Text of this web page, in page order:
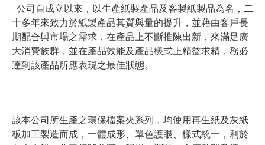
公司自成立以來，以生產紙製產品及客製紙製品為名，二
十多年來致力於紙製產品其質與量的提升，並藉由客戶長
期配合與市場之需求，在產品上不斷推陳出新，來滿足廣
大消費族群，並在產品效能及產品樣式上精益求精，務必
達到該產品所應表現之最佳狀態。
該本公司所生產之環保檔案夾系列，均使用再生紙及灰紙
板加工製造而成，一體成形、單色護眼、樣式統一，利於